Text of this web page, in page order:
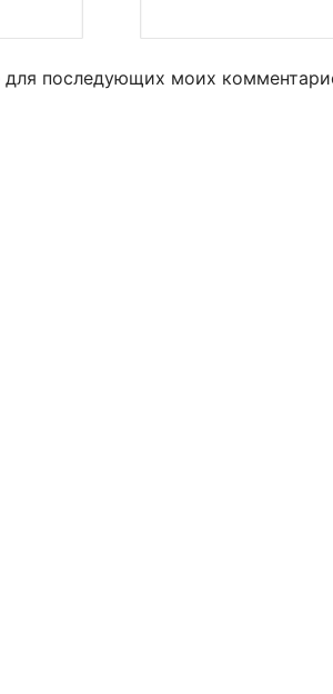
для последующих моих